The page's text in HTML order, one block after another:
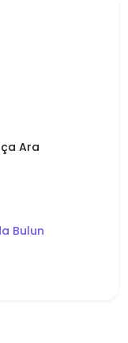
Ara
Bulun